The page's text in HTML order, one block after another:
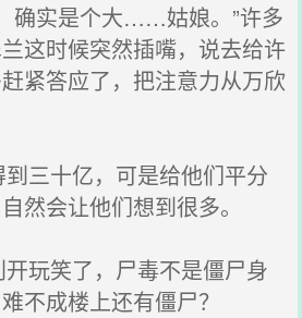
确实是个大……姑娘。”许多
这时候突然插嘴，说去给许
紧答应了，把注意力从万欣
三十亿，可是给他们平分
然会让他们想到很多。
玩笑了，尸毒不是僵尸身
不成楼上还有僵尸？